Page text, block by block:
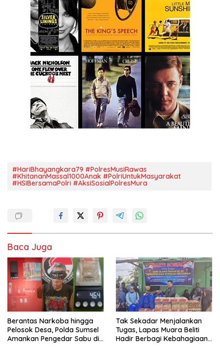
#HariBhayangkara79 #PolresMusiRawas
#KhitananMassal1000Anak #PolriUntukMasyarakat
#HSIBersamaPolri #AksiSosialPolresMura
Baca Juga
Berantas Narkoba hingga
Pelosok Desa, Polda Sumsel
Amankan Pengedar Sabu di
Tak Sekadar Menjalankan
Tugas, Lapas Muara Beliti
Hadir Berbagi Kebahagiaan